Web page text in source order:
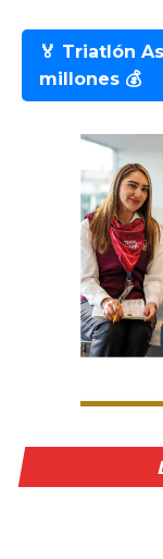
🏅 Triatlón
millones 💰